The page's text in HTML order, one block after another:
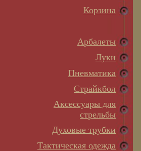
Корзина
Арбалеты
Луки
Пневматика
Страйкбол
Аксессуары для
стрельбы
Духовые трубки
Тактическая одежда